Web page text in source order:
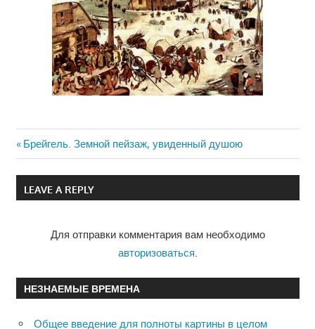
Навигация
по
Previous
Post:
Брейгель. Земной пейзаж, увиденный душою
LEAVE A REPLY
Для отправки комментария вам необходимо
авторизоваться
НЕЗНАЕМЫЕ ВРЕМЕНА
Общее введение для полноты картины в целом